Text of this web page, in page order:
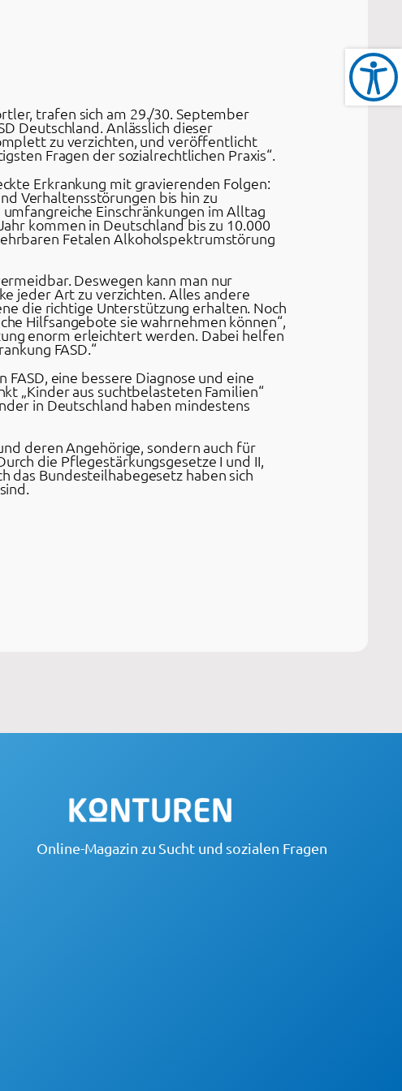
trafen sich am 29./30. September
Deutschland. Anlässlich dieser
zu verzichten, und veröffentlicht
Fragen der sozialrechtlichen Praxis“.
Erkrankung mit gravierenden Folgen:
Verhaltensstörungen bis hin zu
Einschränkungen im Alltag
kommen in Deutschland bis zu 10.000
Fetalen Alkoholspektrumstörung
Deswegen kann man nur
jeder Art zu verzichten. Alles andere
die richtige Unterstützung erhalten. Noch
Hilfsangebote sie wahrnehmen können“,
enorm erleichtert werden. Dabei helfen
FASD.“
eine bessere Diagnose und eine
„Kinder aus suchtbelasteten Familien“
in Deutschland haben mindestens
deren Angehörige, sondern auch für
die Pflegestärkungsgesetze I und II,
das Bundesteilhabegesetz haben sich
Online-Magazin zu Sucht und sozialen Fragen